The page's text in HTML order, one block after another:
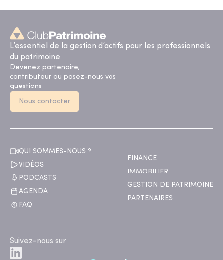
L’essentiel de la gestion d’actifs pour les professionnels
du patrimoine
Devenez partenaire,
contributeur ou posez-nous vos
questions
Nous contacter
QUI SOMMES-NOUS ?
VIDÉOS
PODCASTS
AGENDA
FAQ
FINANCE
IMMOBILIER
GESTION DE PATRIMOINE
PARTENAIRES
Suivez-nous sur